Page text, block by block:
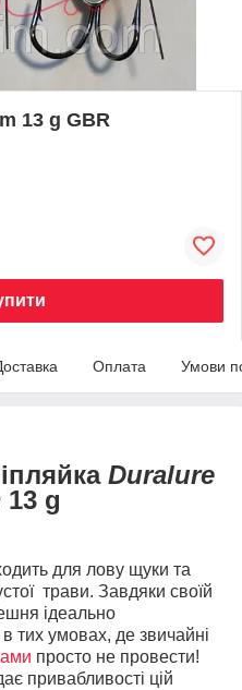
13 g GBR
Оплата Умови
Duralure
13 g
для лову щуки та
трави. Завдяки своїй
ідеально
тих умовах, де звичайні
просто не провести!
привабливості цій